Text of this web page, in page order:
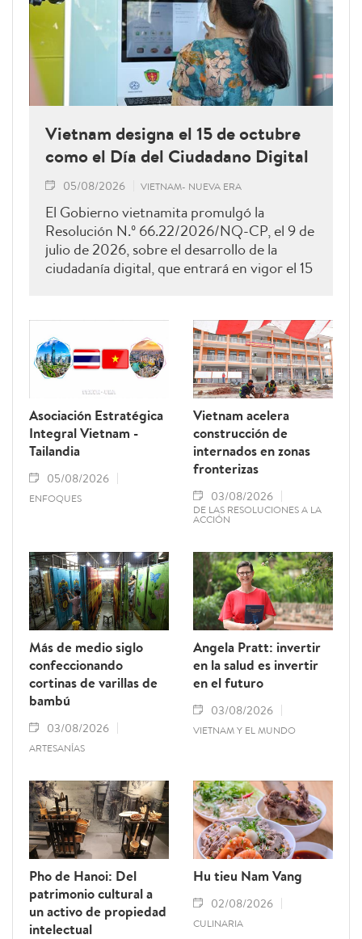
Vietnam designa el 15 de octubre
como el Día del Ciudadano Digital
05/08/2026 VIETNAM- NUEVA ERA
El Gobierno vietnamita promulgó la
Resolución N.º 66.22/2026/NQ-CP, el 9 de
julio de 2026, sobre el desarrollo de la
ciudadanía digital, que entrará en vigor el 15
de sus principales disposiciones, el
documento instituye el 15 de octubre de
cada año como el Día del Ciudadano Digital
de Vietnam.
Asociación Estratégica
Integral Vietnam -
Tailandia
05/08/2026
ENFOQUES
Vietnam acelera
construcción de
internados en zonas
fronterizas
03/08/2026
DE LAS RESOLUCIONES A LA
ACCIÓN
Más de medio siglo
confeccionando
cortinas de varillas de
bambú
03/08/2026
ARTESANÍAS
Angela Pratt: invertir
en la salud es invertir
en el futuro
03/08/2026
VIETNAM Y EL MUNDO
Pho de Hanoi: Del
patrimonio cultural a
un activo de propiedad
intelectual
Hu tieu Nam Vang
02/08/2026
CULINARIA